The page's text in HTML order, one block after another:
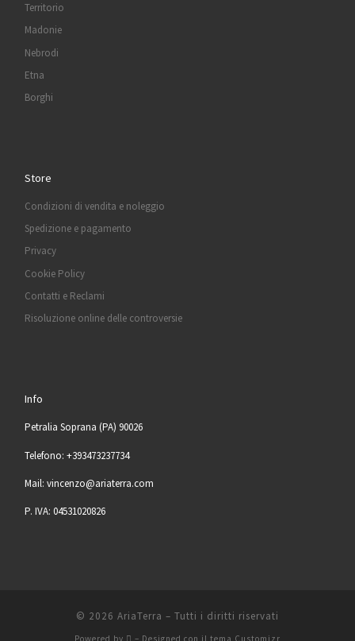
Territorio
Madonie
Nebrodi
Etna
Borghi
Store
Condizioni di vendita e noleggio
Spedizione e pagamento
Privacy
Cookie Policy
Contatti e Reclami
Risoluzione online delle controversie
Info
Petralia Soprana (PA) 90026
Telefono: +393473237734
Mail: vincenzo@ariaterra.com
P. IVA: 04531020826
© 2026 AriaTerra – Tutti i diritti riservati
Powered by – Designed con il tema Customizr